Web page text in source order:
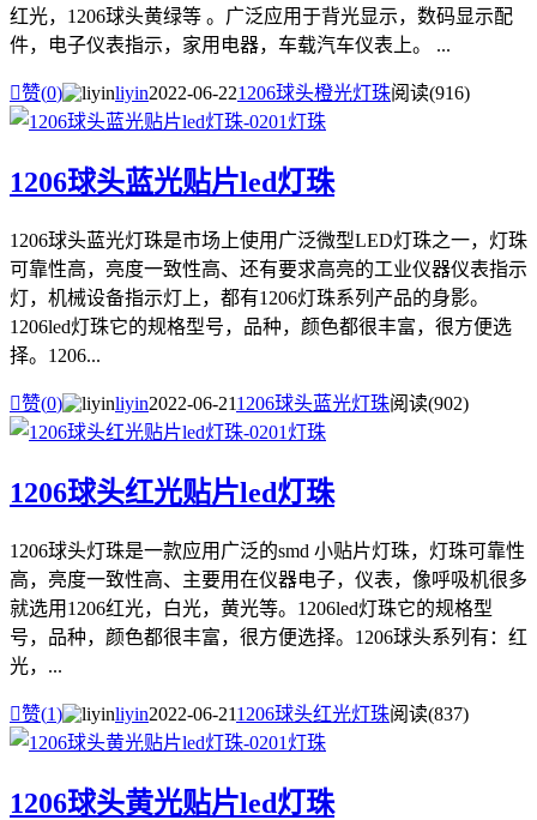
红光，1206球头黄绿等 。广泛应用于背光显示，数码显示配
件，电子仪表指示，家用电器，车载汽车仪表上。 ...
赞(0) liyin2022-06-221206球头橙光灯珠阅读(916)
1206球头蓝光贴片led灯珠
1206球头蓝光灯珠是市场上使用广泛微型LED灯珠之一，灯珠
可靠性高，亮度一致性高、还有要求高亮的工业仪器仪表指示
灯，机械设备指示灯上，都有1206灯珠系列产品的身影。
1206led灯珠它的规格型号，品种，颜色都很丰富，很方便选
择。1206...
赞(0) liyin2022-06-211206球头蓝光灯珠阅读(902)
1206球头红光贴片led灯珠
1206球头灯珠是一款应用广泛的smd 小贴片灯珠，灯珠可靠性
高，亮度一致性高、主要用在仪器电子，仪表，像呼吸机很多
就选用1206红光，白光，黄光等。1206led灯珠它的规格型
号，品种，颜色都很丰富，很方便选择。1206球头系列有：红
光，...
赞(1) liyin2022-06-211206球头红光灯珠阅读(837)
1206球头黄光贴片led灯珠